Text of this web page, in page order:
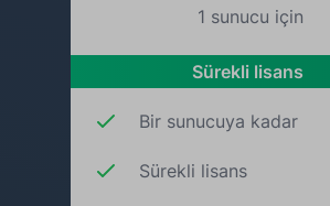
1 sunucu için
Sürekli lisans
Bir sunucuya kadar
Sürekli lisans